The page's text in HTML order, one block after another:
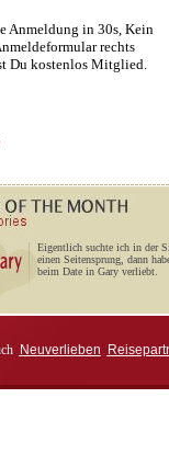
Anmeldung in 30s, Kein
rechts
Du kostenlos Mitglied.
Eigentlich suchte ich in der
einen Seitensprung, dann
beim Date in Gary verliebt.
Neuverlieben